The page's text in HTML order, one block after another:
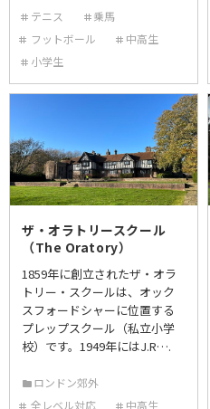
テニス
乗馬
フットボール
中高生
小学生
ザ・オラトリースクール
（The Oratory）
1859年に創立されたザ・オラ
トリー・スクールは、オック
スフォードシャーに位置する
プレップスクール（私立小学
校）です。1949年にはJ.R….
ロンドン郊外
全レベル対応
中高生